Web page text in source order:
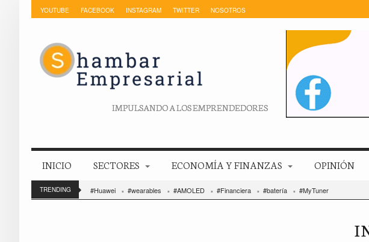
YOUTUBE FACEBOOK INSTAGRAM TWITTER NOSOTROS
IMPULSANDO A LOS EMPRENDEDORES
INICIO SECTORES ECONOMÍA Y FINANZAS OPINIÓN
TRENDING #Huawei #wearables #AMOLED #Financiera #batería #MyTuner